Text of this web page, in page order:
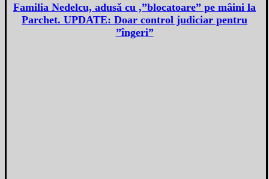
Familia Nedelcu, adusă cu ,”blocatoare” pe mâini la
Parchet. UPDATE: Doar control judiciar pentru
”îngeri”